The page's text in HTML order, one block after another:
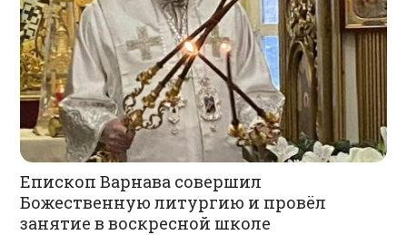
Епископ Варнава совершил
Божественную литургию и провёл
занятие в воскресной школе